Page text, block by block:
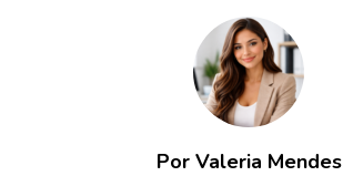
Por Valeria Mendes